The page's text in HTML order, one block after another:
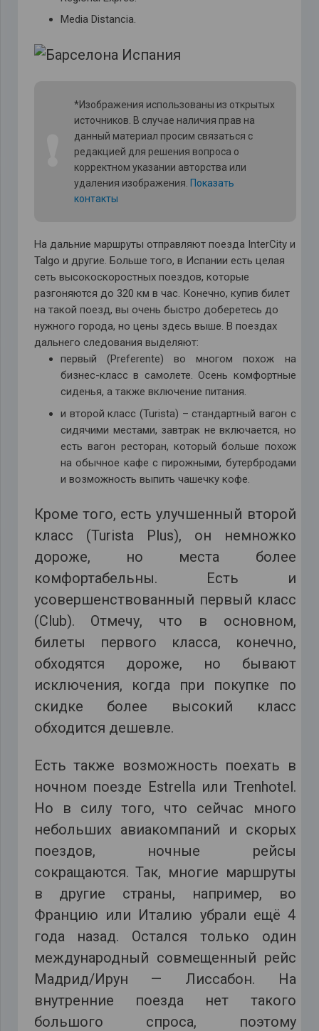
Media Distancia.
*Изображения использованы из открытых
источников. В случае наличия прав на
данный материал просим связаться с
редакцией для решения вопроса о
корректном указании авторства или
удаления изображения. Показать
контакты
На дальние маршруты отправляют поезда InterCity и
Talgo и другие. Больше того, в Испании есть целая
сеть высокоскоростных поездов, которые
разгоняются до 320 км в час. Конечно, купив билет
на такой поезд, вы очень быстро доберетесь до
нужного города, но цены здесь выше. В поездах
дальнего следования выделяют:
первый (Preferente) во многом похож на
бизнес-класс в самолете. Осень комфортные
сиденья, а также включение питания.
и второй класс (Turista) – стандартный вагон с
сидячими местами, завтрак не включается, но
есть вагон ресторан, который больше похож
на обычное кафе с пирожными, бутербродами
и возможность выпить чашечку кофе.
Кроме того, есть улучшенный второй
класс (Turista Plus), он немножко
дороже, но места более
комфортабельны. Есть и
усовершенствованный первый класс
(Club). Отмечу, что в основном,
билеты первого класса, конечно,
обходятся дороже, но бывают
исключения, когда при покупке по
скидке более высокий класс
обходится дешевле.
Есть также возможность поехать в
ночном поезде Estrella или Trenhotel.
Но в силу того, что сейчас много
небольших авиакомпаний и скорых
поездов, ночные рейсы
сокращаются. Так, многие маршруты
в другие страны, например, во
Францию или Италию убрали ещё 4
года назад. Остался только один
международный совмещенный рейс
Мадрид/Ирун — Лиссабон. На
внутренние поезда нет такого
большого спроса, поэтому